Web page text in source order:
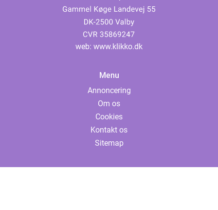
web: www.klikko.dk
Menu
Annoncering
Om os
Cookies
Kontakt os
Sitemap